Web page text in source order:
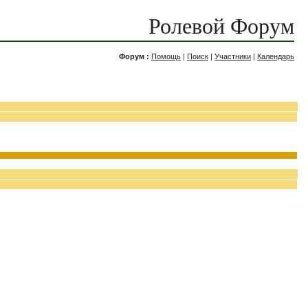
Ролевой Форум
Форум : Помощь | Поиск | Участники | Календарь